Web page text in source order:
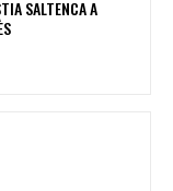
SALTENCA A